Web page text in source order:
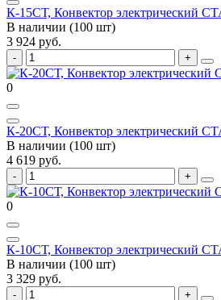
К-15СТ, Конвектор электрический
В наличии (100 шт)
3 924 руб.
0
К-20СТ, Конвектор электрический
В наличии (100 шт)
4 619 руб.
0
К-10СТ, Конвектор электрический
В наличии (100 шт)
3 329 руб.